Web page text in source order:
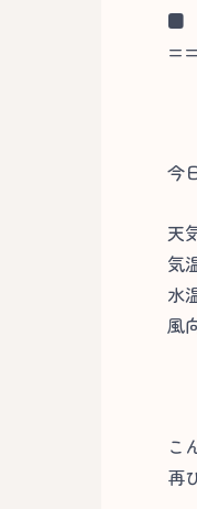
■
今
天
気
水
風
こ
再